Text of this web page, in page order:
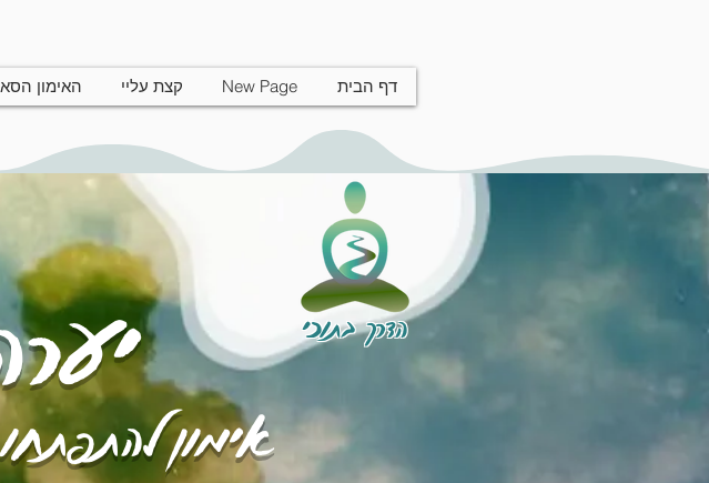
דף הבית New Page קצת עליי האימון
הדרך בתוכי
אימון